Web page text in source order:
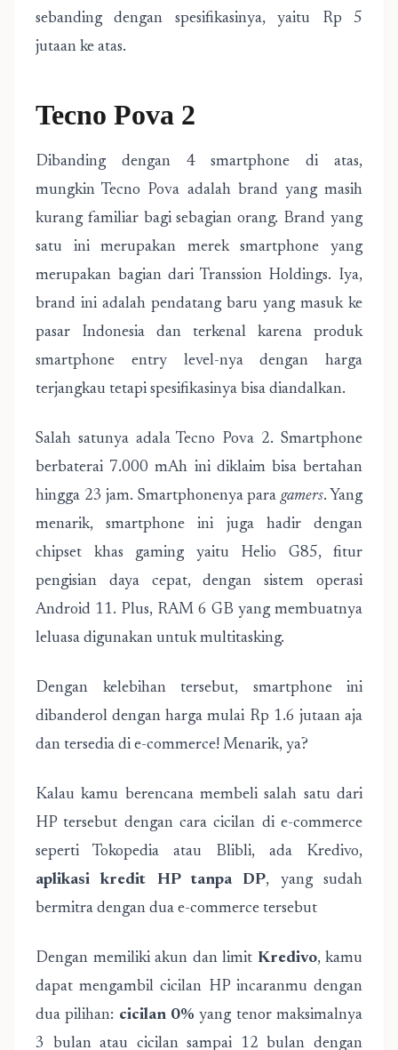
sebanding dengan spesifikasinya, yaitu Rp 5
jutaan ke atas.
Tecno Pova 2
Dibanding dengan 4 smartphone di atas,
mungkin Tecno Pova adalah brand yang masih
kurang familiar bagi sebagian orang. Brand yang
satu ini merupakan merek smartphone yang
merupakan bagian dari Transsion Holdings. Iya,
brand ini adalah pendatang baru yang masuk ke
pasar Indonesia dan terkenal karena produk
smartphone entry level-nya dengan harga
terjangkau tetapi spesifikasinya bisa diandalkan.
Salah satunya adala Tecno Pova 2. Smartphone
berbaterai 7.000 mAh ini diklaim bisa bertahan
hingga 23 jam. Smartphonenya para gamers. Yang
menarik, smartphone ini juga hadir dengan
chipset khas gaming yaitu Helio G85, fitur
pengisian daya cepat, dengan sistem operasi
Android 11. Plus, RAM 6 GB yang membuatnya
leluasa digunakan untuk multitasking.
Dengan kelebihan tersebut, smartphone ini
dibanderol dengan harga mulai Rp 1.6 jutaan aja
dan tersedia di e-commerce! Menarik, ya?
Kalau kamu berencana membeli salah satu dari
HP tersebut dengan cara cicilan di e-commerce
seperti Tokopedia atau Blibli, ada Kredivo,
aplikasi kredit HP tanpa DP, yang sudah
bermitra dengan dua e-commerce tersebut
Dengan memiliki akun dan limit Kredivo, kamu
dapat mengambil cicilan HP incaranmu dengan
dua pilihan: cicilan 0% yang tenor maksimalnya
3 bulan atau cicilan sampai 12 bulan dengan